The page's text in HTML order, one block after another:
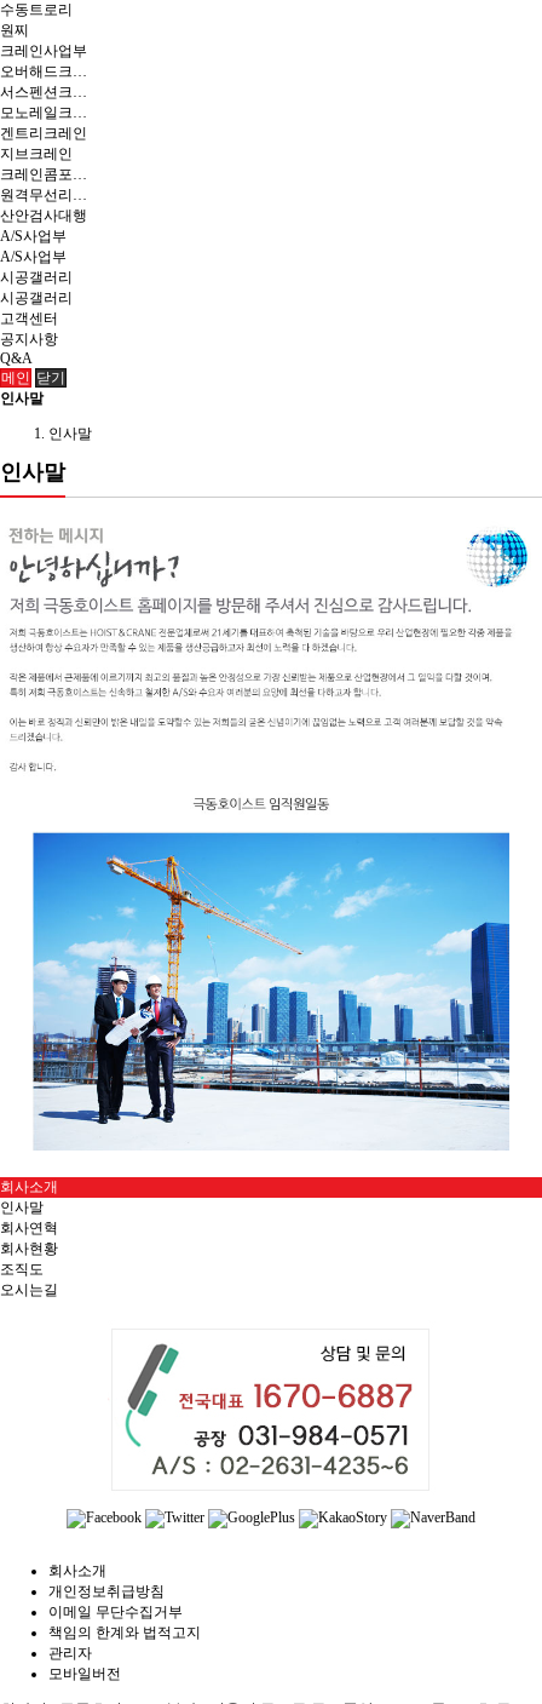
수동트로리
원찌
크레인사업부
오버해드크레인
서스펜션크레인
모노레일크레인
겐트리크레인
지브크레인
크레인콤포넌츠
원격무선리모콘
산안검사대행
A/S사업부
A/S사업부
시공갤러리
시공갤러리
고객센터
공지사항
Q&A
메인 닫기
인사말
인사말
인사말
회사소개
인사말
회사연혁
회사현황
조직도
오시는길
회사소개
개인정보취급방침
이메일 무단수집거부
책임의 한계와 법적고지
관리자
모바일버전